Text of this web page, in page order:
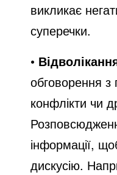
викликає
суперечки.
•
обговорення з
конфлікти чи
інформації,
дискусію.